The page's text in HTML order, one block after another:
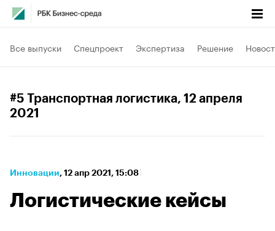
Все выпуски Спецпроект Экспертиза Решение
#5 Транспортная логистика, 12 апреля
2021
Инновации⁠, 12 апр 2021, 15:08
Логистические кейсы